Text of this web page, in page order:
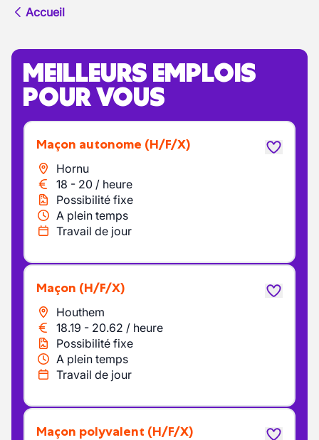
Accueil
MEILLEURS EMPLOIS
POUR VOUS
Maçon autonome (H/F/X)
Hornu
18 - 20 / heure
Possibilité fixe
A plein temps
Travail de jour
Maçon (H/F/X)
Houthem
18.19 - 20.62 / heure
Possibilité fixe
A plein temps
Travail de jour
maçon polyvalent (H/F/X)